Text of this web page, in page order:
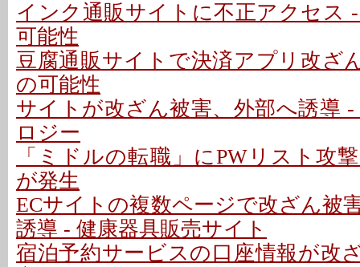
インク通販サイトに不正アクセス
可能性
豆腐通販サイトで決済アプリ改ざ
の可能性
サイトが改ざん被害、外部へ誘導
ロジー
「ミドルの転職」にPWリスト攻
が発生
ECサイトの複数ページで改ざん被
誘導 - 健康器具販売サイト
宿泊予約サービスの口座情報が改